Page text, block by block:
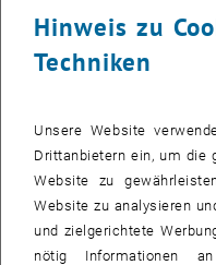
Hinweis zu
Techniken
Unsere Website
Drittanbietern ein, um die
Website zu
Website zu analysieren
und zielgerichtete
nötig Informationen